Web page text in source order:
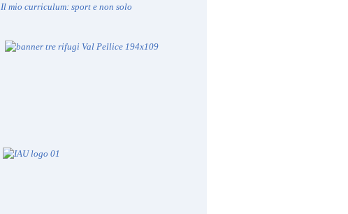
Il mio curriculum: sport e non solo